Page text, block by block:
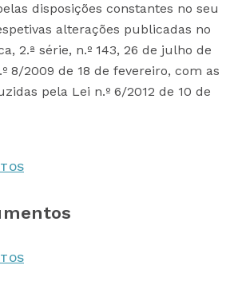
disposições constantes no seu
alterações publicadas no
2.ª série, n.º 143, 26 de julho de
8/2009 de 18 de fevereiro, com as
pela Lei n.º 6/2012 de 10 de